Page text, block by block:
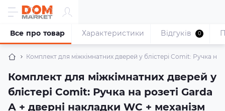
Комплект для міжкімнатних дверей у блістері Comit: Ручка
Комплект для міжкімнатних дверей у
блістері Comit: Ручка на розеті Garda
А + дверні накладки WC + механізм
Все про товар Характеристики Відгуків 0